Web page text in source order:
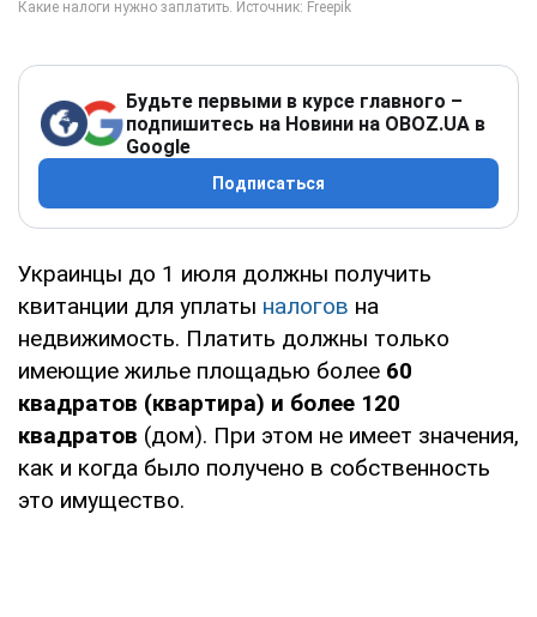
Будьте первыми в курсе главного –
подпишитесь на Новини на OBOZ.UA в
Google
Подписаться
Украинцы до 1 июля должны получить
квитанции для уплаты налогов на
недвижимость. Платить должны только
имеющие жилье площадью более 60
квадратов (квартира) и более 120
квадратов (дом). При этом не имеет значения,
как и когда было получено в собственность
это имущество.